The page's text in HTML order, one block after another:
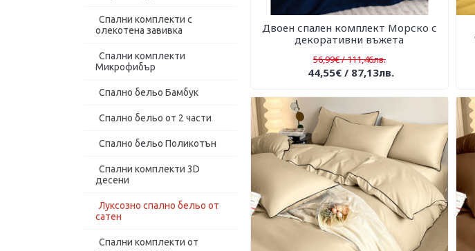
Спални комплекти с
олекотена завивка
Спални комплекти
Микрофибър
Спално бельо Бамбук
Спално бельо от 2 части
Спално бельо Поликотън
Спални комплекти 3D
десени
Луксозно спално бельо от
сатен
Спални комплекти от
Двоен спален комплект Морско с
декоративни въжета
56,99€ / 111,46лв.
44,55€ / 87,13лв.